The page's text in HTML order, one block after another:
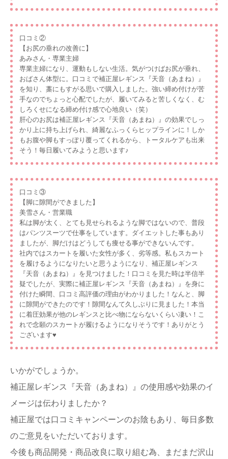
口コミ②
【お尻の垂れの改善に】
あみさん・専業主婦
専業主婦になり、運動もしない生活。気がつけばお尻が垂れ、
おばさん体型に。口コミで補正屋レギンス『天音（あまね）』
を知り、藁にもすがる思いで購入しました。強い締め付けが苦
手なのでちょっと心配でしたが、履いてみると苦しくなく、む
しろくせになる締め付け感で心地良い（笑）
肝心のお尻は補正屋レギンス『天音（あまね）』の効果でしっ
かり上に持ち上げられ、綺麗なふっくらヒップラインに！しか
もお腹や脚もすっぽり覆ってくれるから、トータルケアも出来
そう！毎日履いてみようと思います♪
口コミ③
【脚に隙間ができました】
美雪さん・営業職
私は脚が太く、とても見せられるような脚ではないので、普段
はパンツスーツで仕事をしています。ダイエットした事もあり
ましたが、脚だけはどうしても痩せる事ができないんです。
社内ではスカートを履いた女性が多く、劣等感。私もスカート
を履けるようになりたいと思うようになり、補正屋レギンス
『天音（あまね）』を見つけました！口コミを見た時は半信半
疑でしたが、実際に補正屋レギンス『天音（あまね）』を身に
付けた瞬間、口コミ高評価の理由がわかりました！なんと、脚
に隙間ができたのです！隙間なんて久しぶりに見ました！本当
に着圧効果が他のレギンスと比べ物にならないくらい凄い！こ
れで念願のスカートが履けるようになりそうです！ありがとう
ございます♥
いかがでしょうか。
補正屋レギンス『天音（あまね）』の使用感や効果のイ
メージは伝わりましたか？
補正屋では口コミキャンペーンのお陰もあり、毎日多数
のご意見をいただいております。
今後も商品開発・商品改良に取り組む為、まだまだ沢山